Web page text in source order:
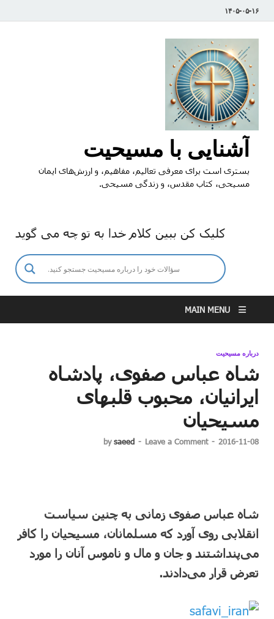
۱۴۰۵-۰۵-۱۶
آشنایی با مسیحیت
بستری است برای معرفی تعالیم، مفاهیم، و ارزش‌های ایمان
مسیحی، کتاب مقدس، و زندگی مسیحی.
کلیک کن ببین کلام خدا به تو چه می گوید
MAIN MENU
درباره مسیحیت
شاه عباس صفوی، پادشاه
ایرانیان، محبوب قلبهای
مسیحیان
2016-11-08
-
bysaeed - Leave a Comment
شاه عباس صفوی زمانی به چنین سیاست
انقلابی روی آورد که مسلمانان، مسیحیان را کافر
می‌پنداشتند و جان و مال و ناموس آنان را مورد
تعرض قرار می‌دادند.